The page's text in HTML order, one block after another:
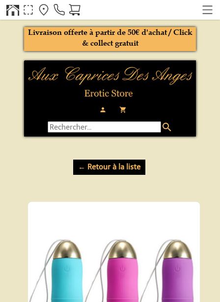
person local_grocery_store
Livraison offerte à partir de 50€ d'achat / Click
& collect gratuit
search
← Retour à la liste